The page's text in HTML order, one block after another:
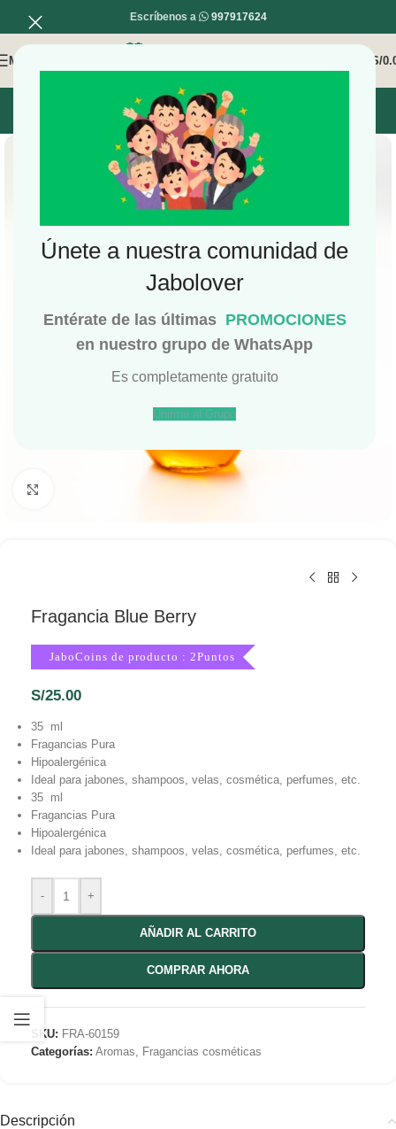
Únete a nuestra comunidad de
Jabolover
Entérate de las últimas PROMOCIONES
en nuestro grupo de WhatsApp
Es completamente gratuito
Unirme al Grupo
Escríbenos a 997917624
MENÚ S/
INICIO MI COMPRA MI CUENTA
Fragancia Blue Berry
JaboCoins de producto : 2Puntos
S/25.00
35 ml
Fragancias Pura
Hipoalergénica
Ideal para jabones, shampoos, velas, cosmética, perfumes, etc.
35 ml
Fragancias Pura
Hipoalergénica
Ideal para jabones, shampoos, velas, cosmética, perfumes, etc.
- +
AÑADIR AL CARRITO
COMPRAR AHORA
SKU: FRA-60159
Categorías: Aromas, Fragancias cosméticas
Descripción